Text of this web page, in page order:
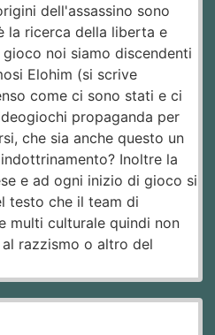
dell'assassino sono
la ricerca della liberta e
noi siamo discendenti
Elohim (si scrive
come ci sono stati e ci
propaganda per
che sia anche questo un
Inoltre la
e ad ogni inizio di gioco si
testo che il team di
multi culturale quindi non
razzismo o altro del